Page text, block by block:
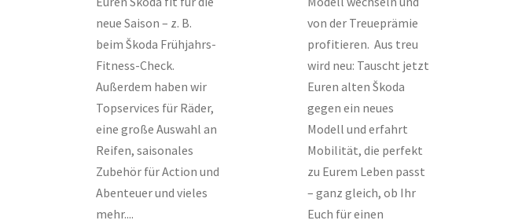
neue Saison – z. B.
beim Škoda Frühjahrs-
Fitness-Check.
Außerdem haben wir
Topservices für Räder,
eine große Auswahl an
Reifen, saisonales
Zubehör für Action und
Abenteuer und vieles
mehr....
von der Treueprämie
profitieren. Aus treu
wird neu: Tauscht jetzt
Euren alten Škoda
gegen ein neues
Modell und erfahrt
Mobilität, die perfekt
zu Eurem Leben passt
– ganz gleich, ob Ihr
Euch für einen